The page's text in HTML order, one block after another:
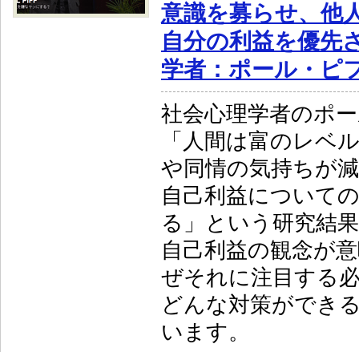
意識を募らせ、他
自分の利益を優先
学者：ポール・ピ
社会心理学者のポ
「人間は富のレベ
や同情の気持ちが
自己利益について
る」という研究結
自己利益の観念が
ぜそれに注目する
どんな対策ができ
います。